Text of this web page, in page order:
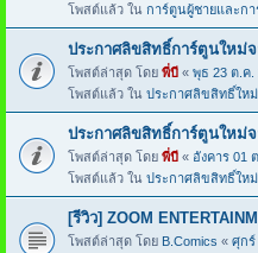
โพสต์แล้ว ใน การ์ตูนผู้ชายและก
ประกาศลิขสิทธิ์การ์ตูนใหม่จ
โพสต์ล่าสุด โดย พี่บี « พุธ 23 ต.ค.
โพสต์แล้ว ใน ประกาศลิขสิทธิ์ใหม่
ประกาศลิขสิทธิ์การ์ตูนใหม่จ
โพสต์ล่าสุด โดย พี่บี « อังคาร 01
โพสต์แล้ว ใน ประกาศลิขสิทธิ์ใหม่
[รีวิว] ZOOM
โพสต์ล่าสุด โดย B.Comics « ศุกร์